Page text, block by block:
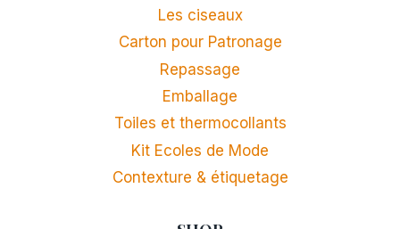
Les ciseaux
Carton pour Patronage
Repassage
Emballage
Toiles et thermocollants
Kit Ecoles de Mode
Contexture & étiquetage